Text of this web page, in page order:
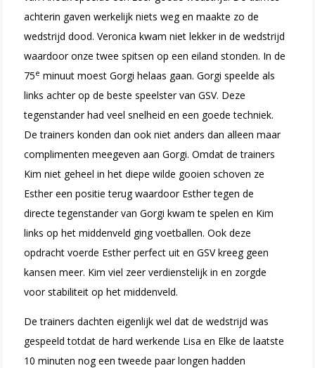
achterin gaven werkelijk niets weg en maakte zo de
wedstrijd dood. Veronica kwam niet lekker in de wedstrijd
waardoor onze twee spitsen op een eiland stonden. In de
75e minuut moest Gorgi helaas gaan. Gorgi speelde als
links achter op de beste speelster van GSV. Deze
tegenstander had veel snelheid en een goede techniek.
De trainers konden dan ook niet anders dan alleen maar
complimenten meegeven aan Gorgi. Omdat de trainers
Kim niet geheel in het diepe wilde gooien schoven ze
Esther een positie terug waardoor Esther tegen de
directe tegenstander van Gorgi kwam te spelen en Kim
links op het middenveld ging voetballen. Ook deze
opdracht voerde Esther perfect uit en GSV kreeg geen
kansen meer. Kim viel zeer verdienstelijk in en zorgde
voor stabiliteit op het middenveld.
De trainers dachten eigenlijk wel dat de wedstrijd was
gespeeld totdat de hard werkende Lisa en Elke de laatste
10 minuten nog een tweede paar longen hadden